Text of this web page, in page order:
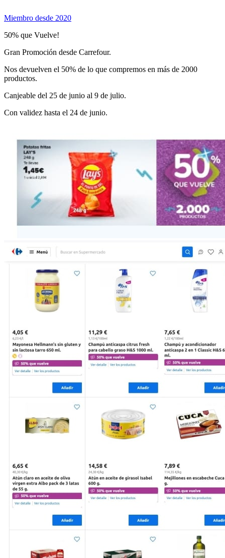
Miembro desde 2020
50% que Vuelve!
Gran Promoción desde Carrefour.
Nos devuelven el 50% de lo que compremos en más de 2000
productos.
Canjeable del 25 de junio al 9 de julio.
Con validez hasta el 24 de junio.